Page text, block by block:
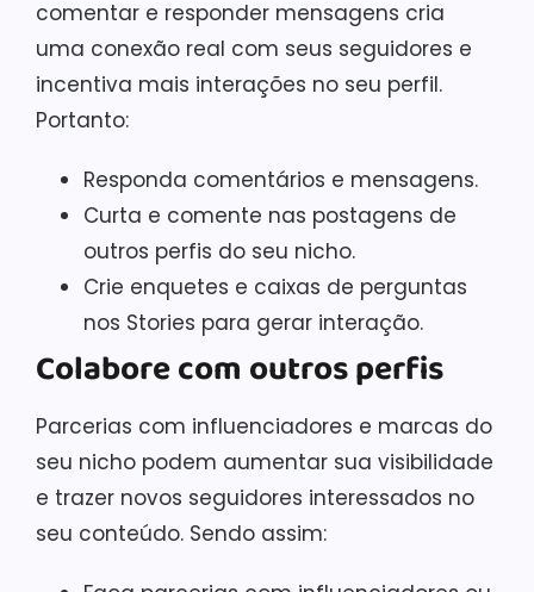
comentar e responder mensagens cria
uma conexão real com seus seguidores e
incentiva mais interações no seu perfil.
Portanto:
Responda comentários e mensagens.
Curta e comente nas postagens de
outros perfis do seu nicho.
Crie enquetes e caixas de perguntas
nos Stories para gerar interação.
Colabore com outros perfis
Parcerias com influenciadores e marcas do
seu nicho podem aumentar sua visibilidade
e trazer novos seguidores interessados no
seu conteúdo. Sendo assim: